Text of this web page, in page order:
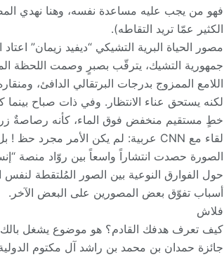
فهو من يجب عليه مساعدة نفسه، وهنا نهدي
الكثير عمّا تريد التقاطه).
مصور الحياة البرية التشيكي “ديفيد زيمان”
جمهورية التشيك، يترقّب بصبرٍ وصمت اللحظة
اللامع الممزوج بدرجات البرتقالي الدافئ،
لكنه يستحق عناء الانتظار. وفي ذات صباح
لقاء مع CNN عربية: لم يكن الأمر مجرد حظ ! بل نتيجة صبرٍ وشغف !
الصورة حصدت انتشاراً واسعاً بين روّاد منصة
حول الفوارق النوعية بين الصور المُلتقطة لنفس
أسباب تفوّق بعض المصورين على البعض الآخر.
فلاش
كيف تعرف هدفك القادم؟ هو موضوع يشغل بالك
جائزة حمدان بن محمد بن راشد آل مكتوم